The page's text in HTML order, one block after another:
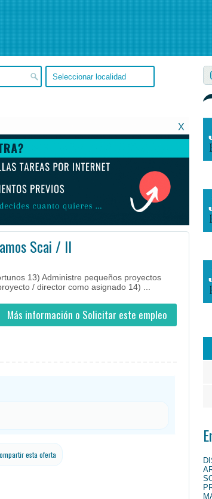
X
Scai / II
13) Administre pequeños proyectos
/ director como asignado 14) ...
Más información o Solicitar este empleo
esta oferta